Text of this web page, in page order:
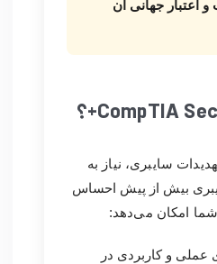
اعتبار جهانی آن
سایبری، نیاز به
بیش از پیش احساس
امکان می‌دهد:
عملی و کاربردی در